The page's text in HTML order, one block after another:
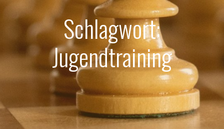
Schlagwort:
Jugendtraining